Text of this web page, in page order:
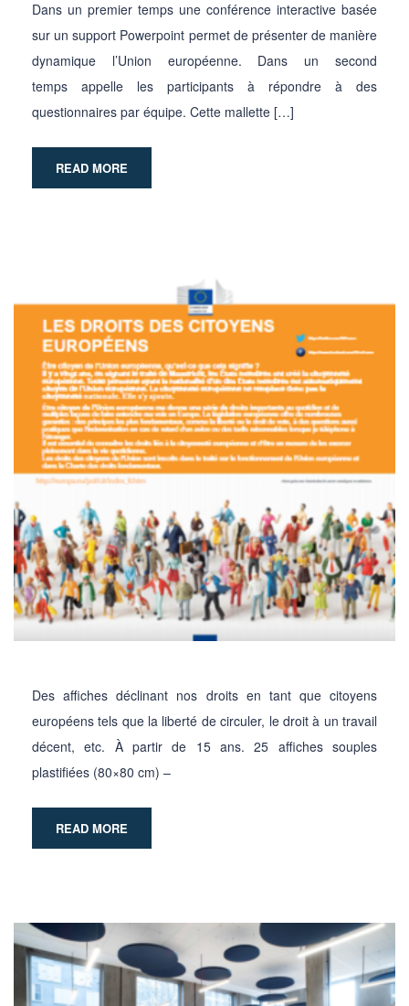
Dans un premier temps une conférence interactive basée
sur un support Powerpoint permet de présenter de manière
dynamique l’Union européenne. Dans un second
temps appelle les participants à répondre à des
questionnaires par équipe. Cette mallette […]
READ MORE
Des affiches déclinant nos droits en tant que citoyens
européens tels que la liberté de circuler, le droit à un travail
décent, etc. À partir de 15 ans. 25 affiches souples
plastifiées (80×80 cm) –
READ MORE